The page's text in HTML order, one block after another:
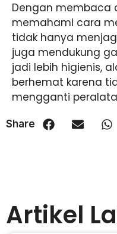
Dengan membaca
memahami cara
tidak hanya
juga mendukung
jadi lebih higienis,
berhemat karena
mengganti
Share
Artikel